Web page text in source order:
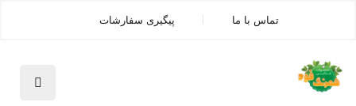
تماس با ما پیگیری سفارشات